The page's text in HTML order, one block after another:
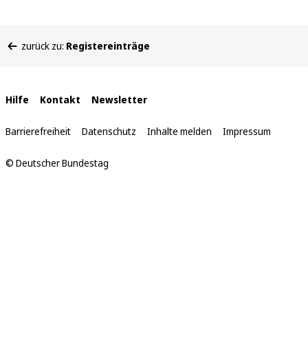
befinden
zurück zu: Registereinträge
Interne
Links
Hilfe Kontakt Newsletter
Barrierefreiheit Datenschutz Inhalte melden Impressum
© Deutscher Bundestag